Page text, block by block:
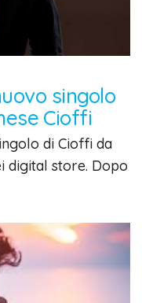
singolo
Cioffi
di Cioffi da
digital store. Dopo